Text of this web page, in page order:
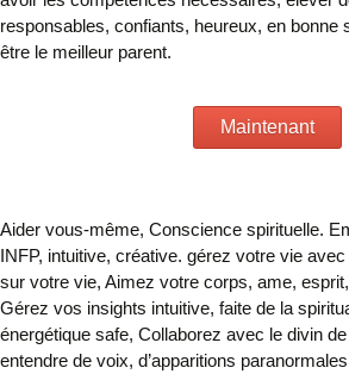
responsables, confiants, heureux, en bonne
être le meilleur parent.
Maintenant
Aider vous-même, Conscience spirituelle.
INFP, intuitive, créative. gérez votre vie
sur votre vie, Aimez votre corps, ame,
Gérez vos insights intuitive, faite de la
énergétique safe, Collaborez avec le divin de
entendre de voix, d’apparitions